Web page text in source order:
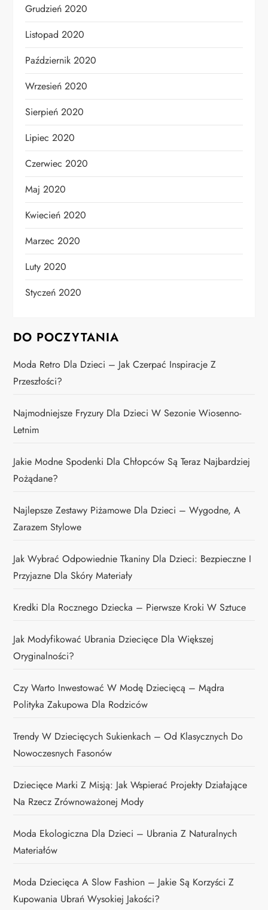
Grudzień 2020
Listopad 2020
Październik 2020
Wrzesień 2020
Sierpień 2020
Lipiec 2020
Czerwiec 2020
Maj 2020
Kwiecień 2020
Marzec 2020
Luty 2020
Styczeń 2020
DO POCZYTANIA
Moda Retro Dla Dzieci – Jak Czerpać Inspiracje Z
Przeszłości?
Najmodniejsze Fryzury Dla Dzieci W Sezonie Wiosenno-
Letnim
Jakie Modne Spodenki Dla Chłopców Są Teraz Najbardziej
Pożądane?
Najlepsze Zestawy Piżamowe Dla Dzieci – Wygodne, A
Zarazem Stylowe
Jak Wybrać Odpowiednie Tkaniny Dla Dzieci: Bezpieczne I
Przyjazne Dla Skóry Materiały
Kredki Dla Rocznego Dziecka – Pierwsze Kroki W Sztuce
Jak Modyfikować Ubrania Dziecięce Dla Większej
Oryginalności?
Czy Warto Inwestować W Modę Dziecięcą – Mądra
Polityka Zakupowa Dla Rodziców
Trendy W Dziecięcych Sukienkach – Od Klasycznych Do
Nowoczesnych Fasonów
Dziecięce Marki Z Misją: Jak Wspierać Projekty Działające
Na Rzecz Zrównoważonej Mody
Moda Ekologiczna Dla Dzieci – Ubrania Z Naturalnych
Materiałów
Moda Dziecięca A Slow Fashion – Jakie Są Korzyści Z
Kupowania Ubrań Wysokiej Jakości?